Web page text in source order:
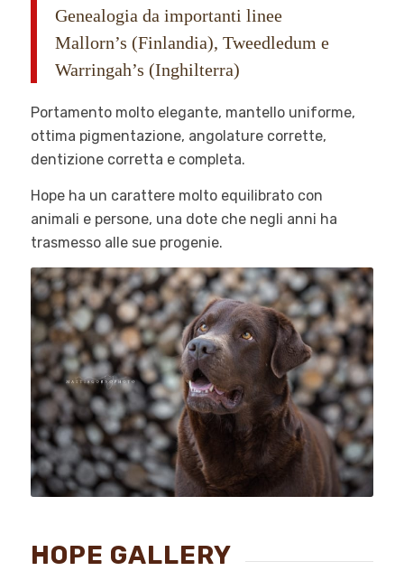
Genealogia da importanti linee
Mallorn’s (Finlandia), Tweedledum e
Warringah’s (Inghilterra)
Portamento molto elegante, mantello uniforme,
ottima pigmentazione, angolature corrette,
dentizione corretta e completa.
Hope ha un carattere molto equilibrato con
animali e persone, una dote che negli anni ha
trasmesso alle sue progenie.
HOPE GALLERY